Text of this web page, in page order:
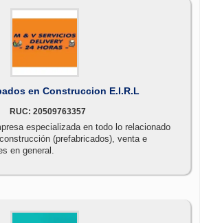
en Construccion E.I.R.L
RUC: 20509763357
especializada en todo lo relacionado
(prefabricados), venta e
en general.